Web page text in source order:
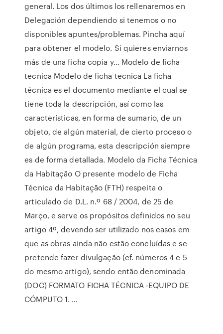
general. Los dos últimos los rellenaremos en
Delegación dependiendo si tenemos o no
disponibles apuntes/problemas. Pincha aquí
para obtener el modelo. Si quieres enviarnos
más de una ficha copia y… Modelo de ficha
tecnica Modelo de ficha tecnica La ficha
técnica es el documento mediante el cual se
tiene toda la descripción, así como las
características, en forma de sumario, de un
objeto, de algún material, de cierto proceso o
de algún programa, esta descripción siempre
es de forma detallada. Modelo da Ficha Técnica
da Habitação O presente modelo de Ficha
Técnica da Habitação (FTH) respeita o
articulado de D.L. n.º 68 / 2004, de 25 de
Março, e serve os propósitos definidos no seu
artigo 4º, devendo ser utilizado nos casos em
que as obras ainda não estão concluídas e se
pretende fazer divulgação (cf. números 4 e 5
do mesmo artigo), sendo então denominada
(DOC) FORMATO FICHA TÉCNICA -EQUIPO DE
CÓMPUTO 1. …